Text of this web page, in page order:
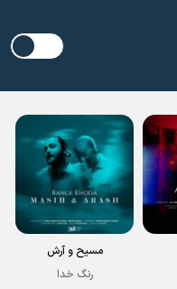
مسیح و آرش
رنگ خدا